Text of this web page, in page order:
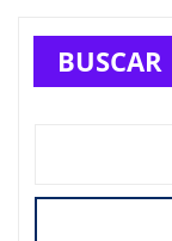
BUSCAR